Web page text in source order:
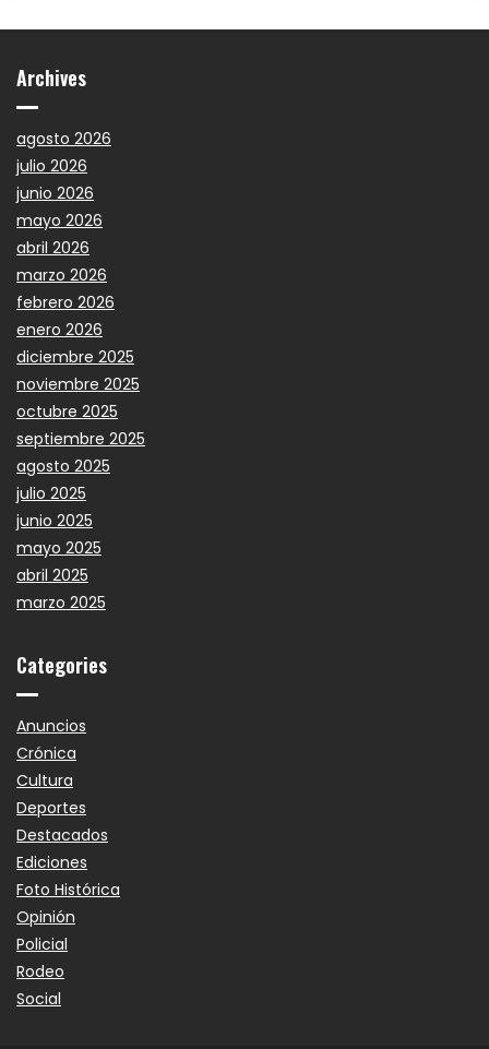
Archives
agosto 2026
julio 2026
junio 2026
mayo 2026
abril 2026
marzo 2026
febrero 2026
enero 2026
diciembre 2025
noviembre 2025
octubre 2025
septiembre 2025
agosto 2025
julio 2025
junio 2025
mayo 2025
abril 2025
marzo 2025
Categories
Anuncios
Crónica
Cultura
Deportes
Destacados
Ediciones
Foto Histórica
Opinión
Policial
Rodeo
Social